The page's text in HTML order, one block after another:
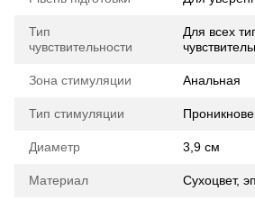
Тип
чувствительности
Для всех
Зона стимуляции Анальная
Тип стимуляции
Диаметр 3,9 см
Материал Сухоцвет,